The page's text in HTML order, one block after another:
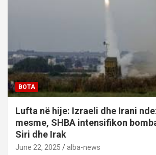
BOTA
Lufta në hije: Izraeli dhe Irani
mesme, SHBA intensifikon
Siri dhe Irak
June 22, 2025 alba-news